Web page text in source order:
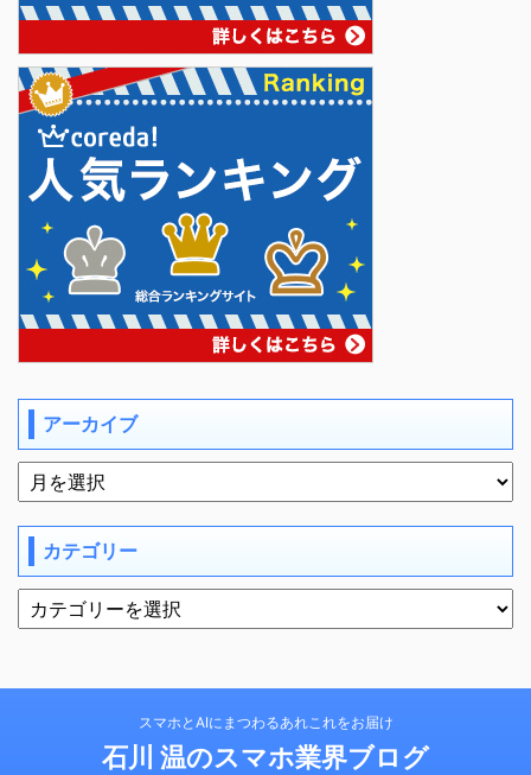
アーカイブ
カテゴリー
スマホとAIにまつわるあれこれをお届け
石川 温のスマホ業界ブログ